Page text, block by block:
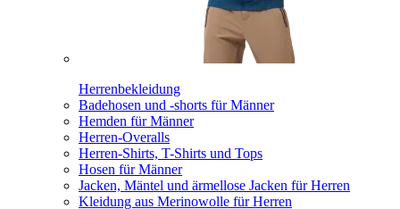
Herrenbekleidung
Badehosen und -shorts für Männer
Hemden für Männer
Herren-Overalls
Herren-Shirts, T-Shirts und Tops
Hosen für Männer
Jacken, Mäntel und ärmellose Jacken für Herren
Kleidung aus Merinowolle für Herren